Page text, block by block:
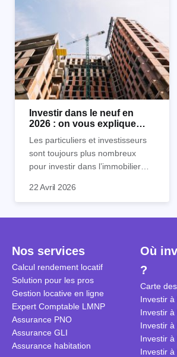
Investir dans le neuf en
2026 : on vous explique
Les particuliers et investisseurs
sont toujours plus nombreux
pour investir dans l’immobilier
nombreux avantages à choisir ce
expliquons tout dans cet article.
22 Avril 2026
Nos services
Calcul rendement locatif
Solution pour les pros
Gestion locative en ligne
Expert Comptable LMNP
Assurance PNO
Assurance GLI
Assurance habitation
Où
?
Carte
Investir à
Investir à
Investir à
Investir
Investir à